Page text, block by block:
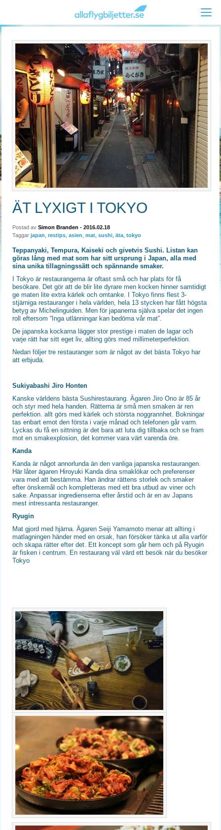
ÄT LYXIGT I TOKYO
Postad avSimon Branden - 2016.02.18
Taggar japan ,restips ,asien ,mat ,sushi ,äta ,tokyo
Teppanyaki, Tempura, Kaiseki och givetvis Sushi. Listan kan
göras lång med mat som har sitt ursprung i Japan, alla med
sina unika tillagningssätt och spännande smaker.
I Tokyo är restaurangerna är oftast små och har plats för få
besökare. Det gör att de blir lite dyrare men kocken hinner samtidigt
ge maten lite extra kärlek och omtanke. I Tokyo finns flest 3-
stjärniga restauranger i hela världen, hela 13 stycken har fått högsta
betyg av Michelinguiden. Men för japanerna själva spelar det ingen
roll eftersom “Inga utlänningar kan bedöma vår mat”.
De japanska kockarna lägger stor prestige i maten de lagar och
varje rätt har sitt eget liv, allting görs med millimeterperfektion.
Nedan följer tre restauranger som är något av det bästa Tokyo har
att erbjuda.
Sukiyabashi Jiro Honten
Kanske världens bästa Sushirestaurang. Ägaren Jiro Ono är 85 år
och styr med hela handen. Rätterna är små men smaken är ren
perfektion. allt görs med kärlek och största noggrannhet. Bokningar
tas enbart emot den första i varje månad och telefonen går varm.
Lyckas du få en sittning är det bara att luta dig tillbaka och se fram
mot en smakexplosion, det kommer vara värt varenda öre.
Kanda
Kanda är något annorlunda än den vanliga japanska restaurangen.
Här låter ägaren Hiroyuki Kanda dina smaklökar och preferenser
vara med att bestämma. Han ändrar rättens storlek och smaker
efter önskemål och kompletteras med ett bra utbud av viner och
sake. Anpassar ingredienserna efter årstid och är en av Japans
mest intressanta restauranger.
Ryugin
Mat gjord med hjärna. Ägaren Seiji Yamamoto menar att allting i
matlagningen händer med en orsak, han försöker tänka ut alla varför
och skapa rätter efter det. Ett koncept som går hem och på Ryugin
är fisken i centrum. En restaurang väl värd ett besök när du besöker
Tokyo